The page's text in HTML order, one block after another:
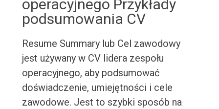
operacyjnego Przykłady
podsumowania CV
Resume Summary lub Cel zawodowy
jest używany w CV lidera zespołu
operacyjnego, aby podsumować
doświadczenie, umiejętności i cele
zawodowe. Jest to szybki sposób na